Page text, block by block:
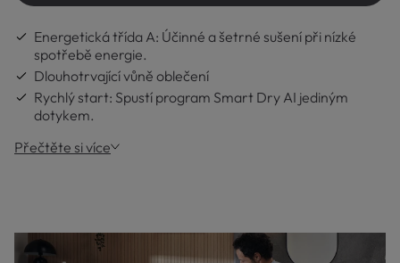
Energetická třída A: Účinné a šetrné sušení při nízké
spotřebě energie.
Dlouhotrvající vůně oblečení
Rychlý start: Spustí program Smart Dry AI jediným
dotykem.
Přečtěte si více